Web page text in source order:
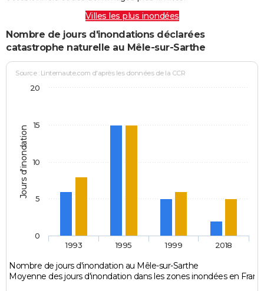
Villes les plus inondées
Nombre de jours d'inondations déclarées
catastrophe naturelle au Mêle-sur-Sarthe
Jours d'inondation
Source : Linternaute.com d'après les données de la CCR
Nombre de jours d'inondation au Mêle-sur-Sarthe
Moyenne des jours d'inondation dans les zones inondées en
1993 1995 1999 2018
0
5
10
15
20